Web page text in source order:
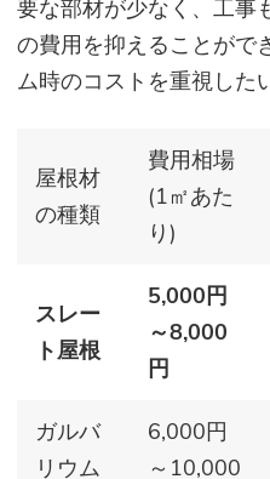
要な部材が少なく、工事
の費用を抑えることがで
ム時のコストを重視した
屋根材
の種類
費用相場
(1㎡あた
り)
スレー
ト屋根
5,000円
～8,000
円
ガルバ
リウム
6,000円
～10,000